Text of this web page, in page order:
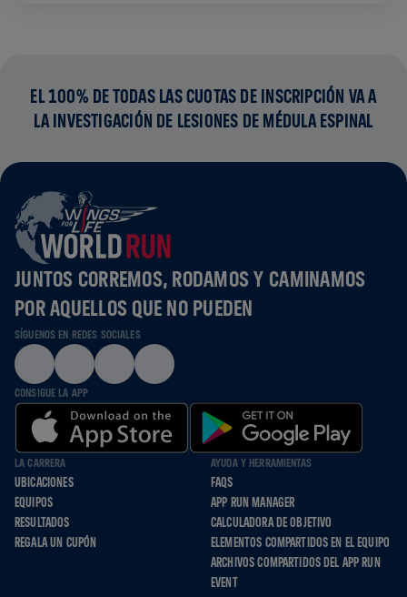
EL 100% DE TODAS LAS CUOTAS DE INSCRIPCIÓN VA A
LA INVESTIGACIÓN DE LESIONES DE MÉDULA ESPINAL
JUNTOS CORREMOS, RODAMOS Y CAMINAMOS
POR AQUELLOS QUE NO PUEDEN
SÍGUENOS EN REDES SOCIALES
CONSIGUE LA APP
LA CARRERA
UBICACIONES
EQUIPOS
RESULTADOS
REGALA UN CUPÓN
AYUDA Y HERRAMIENTAS
FAQS
APP RUN MANAGER
CALCULADORA DE OBJETIVO
ELEMENTOS COMPARTIDOS EN EL EQUIPO
ARCHIVOS COMPARTIDOS DEL APP RUN
EVENT